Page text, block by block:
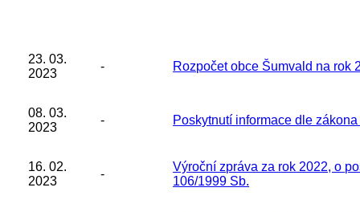
23. 03.
2023
- Rozpočet obce Šumvald na rok
08. 03.
2023
- Poskytnutí informace dle
16. 02.
2023
-
Výroční zpráva za rok 2022, o
106/1999 Sb.